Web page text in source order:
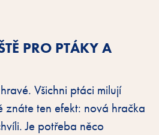
PRO PTÁKY A
Všichni ptáci milují
znáte ten efekt: nová hračka
Je potřeba něco